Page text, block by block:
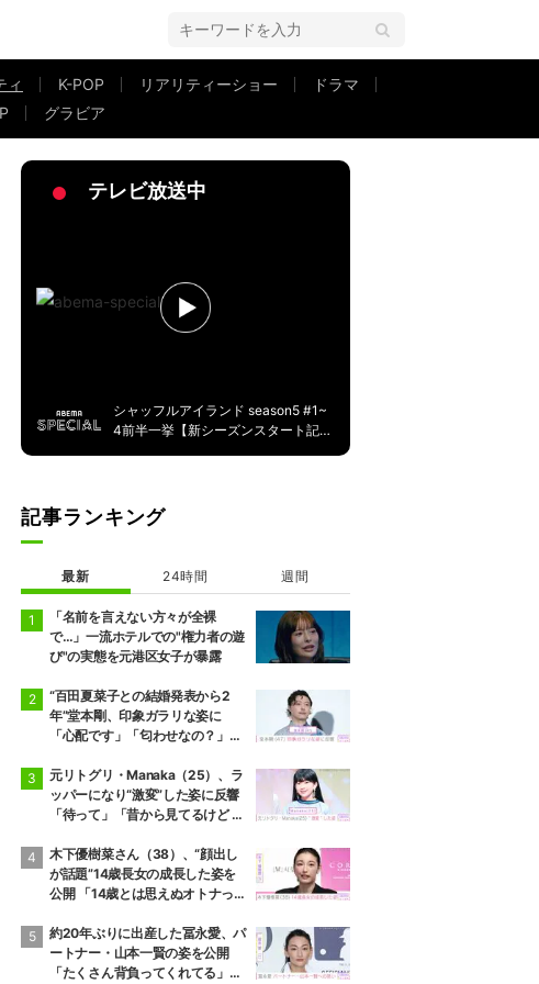
ィ K-POP リアリティーショー
ドラマ
グラビア
いなって…」
テレビ放送中
シャッフルアイランド season5 #1~
4前半一挙【新シーズンスタート記
記事ランキング
最新 24時間 週間
「名前を言えない方々が全裸
で…」一流ホテルでの"権力者の遊
び"の実態を元港区女子が暴露
“百田夏菜子との結婚発表から2
年”堂本剛、印象ガラリな姿に
「心配です」「匂わせなの？」な
元リトグリ・Manaka（25）、ラ
ッパーになり“激変”した姿に反響
「待って」「昔から見てるけど 最
木下優樹菜さん（38）、“顔出し
が話題”14歳長女の成長した姿を
公開 「14歳とは思えぬオトナっぽ
ぎる」など反響
約20年ぶりに出産した冨永愛、パ
ートナー・山本一賢の姿を公開
「たくさん背負ってくれてる」感